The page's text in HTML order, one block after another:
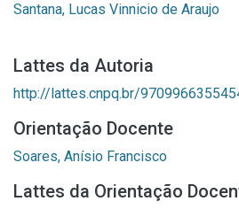
Santana, Lucas Vinnicio de Araujo
Lattes da Autoria
http://lattes.cnpq.br/
Orientação Docente
Soares, Anísio Francisco
Lattes da Orientação